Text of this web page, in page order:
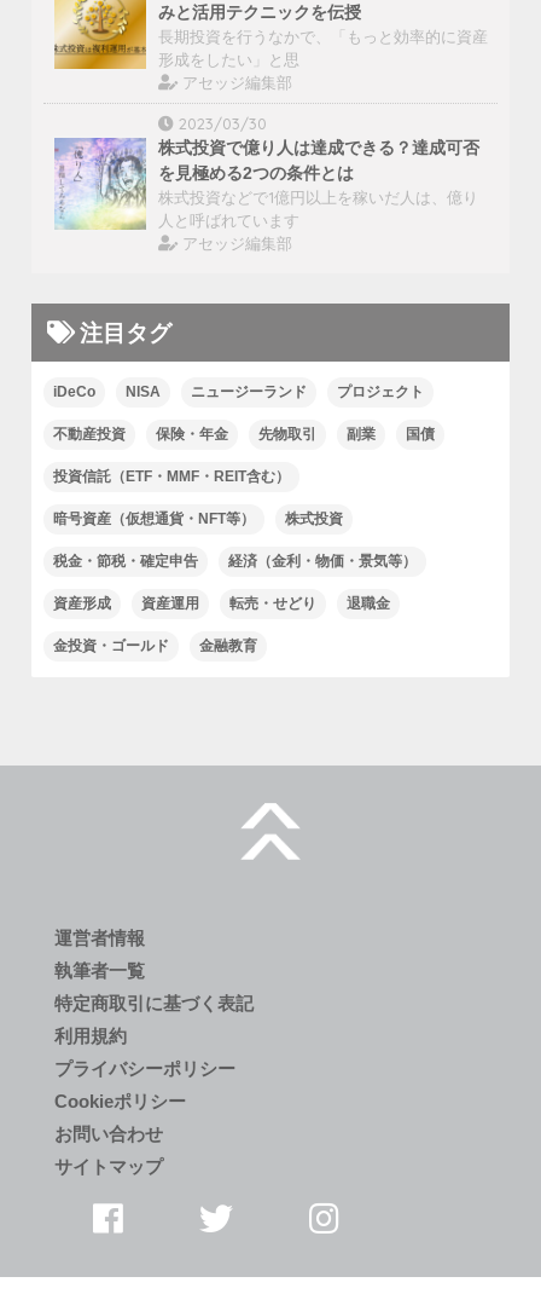
みと活用テクニックを伝授
長期投資を行うなかで、「もっと効率的に資産
形成をしたい」と思
アセッジ編集部
2023/03/30
株式投資で億り人は達成できる？達成可否
を見極める2つの条件とは
株式投資などで1億円以上を稼いだ人は、億り
人と呼ばれています
アセッジ編集部
注目タグ
iDeCo NISA ニュージーランド プロジェクト
不動産投資 保険・年金 先物取引 副業 国債
投資信託（ETF・MMF・REIT含む）
暗号資産（仮想通貨・NFT等） 株式投資
税金・節税・確定申告 経済（金利・物価・景気等）
資産形成 資産運用 転売・せどり 退職金
金投資・ゴールド 金融教育
運営者情報
執筆者一覧
特定商取引に基づく表記
利用規約
プライバシーポリシー
Cookieポリシー
お問い合わせ
サイトマップ